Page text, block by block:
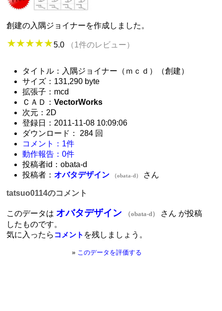
創建の入隅ジョイナーを作成しました。
5.0 （1件のレビュー）
タイトル：入隅ジョイナー（ｍｃｄ）（創建）
サイズ：131,290 byte
拡張子：mcd
ＣＡＤ：VectorWorks
次元：2D
登録日：2011-11-08 10:09:06
ダウンロード： 284 回
コメント：1件
動作報告：0件
投稿者id：obata-d
投稿者：オバタデザイン （obata-d） さん
tatsuo0114のコメント
このデータは オバタデザイン （obata-d）
さん が投稿
したものです。
気に入ったら コメント を残しましょう。
» このデータを評価する